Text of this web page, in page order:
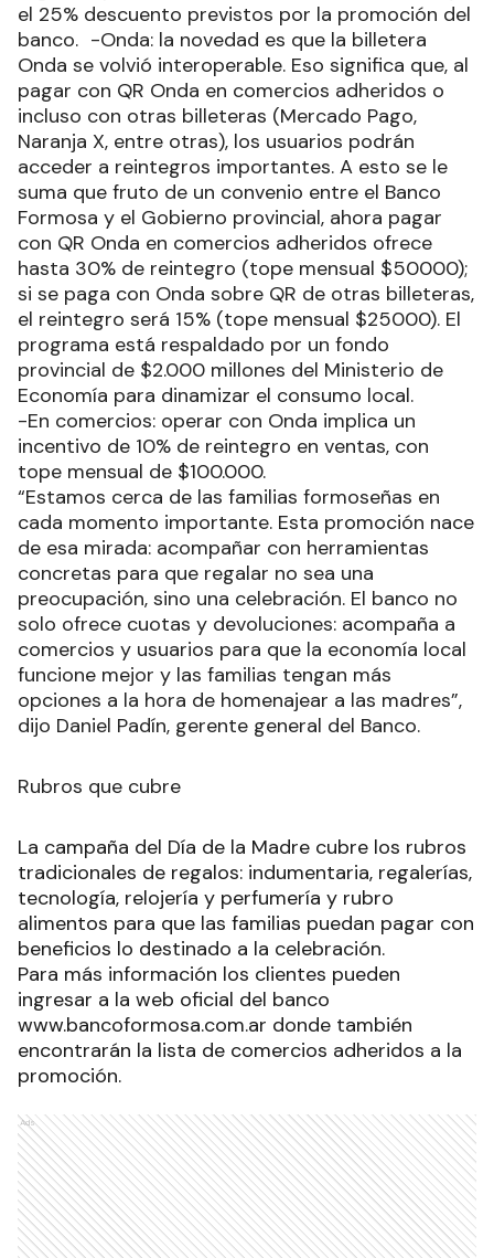
el 25% descuento previstos por la promoción del
banco. -Onda: la novedad es que la billetera
Onda se volvió interoperable. Eso significa que, al
pagar con QR Onda en comercios adheridos o
incluso con otras billeteras (Mercado Pago,
Naranja X, entre otras), los usuarios podrán
acceder a reintegros importantes. A esto se le
suma que fruto de un convenio entre el Banco
Formosa y el Gobierno provincial, ahora pagar
con QR Onda en comercios adheridos ofrece
hasta 30% de reintegro (tope mensual $50000);
si se paga con Onda sobre QR de otras billeteras,
el reintegro será 15% (tope mensual $25000). El
programa está respaldado por un fondo
provincial de $2.000 millones del Ministerio de
Economía para dinamizar el consumo local.
-En comercios: operar con Onda implica un
incentivo de 10% de reintegro en ventas, con
tope mensual de $100.000.
“Estamos cerca de las familias formoseñas en
cada momento importante. Esta promoción nace
de esa mirada: acompañar con herramientas
concretas para que regalar no sea una
preocupación, sino una celebración. El banco no
solo ofrece cuotas y devoluciones: acompaña a
comercios y usuarios para que la economía local
funcione mejor y las familias tengan más
opciones a la hora de homenajear a las madres”,
dijo Daniel Padín, gerente general del Banco.
Rubros que cubre
La campaña del Día de la Madre cubre los rubros
tradicionales de regalos: indumentaria, regalerías,
tecnología, relojería y perfumería y rubro
alimentos para que las familias puedan pagar con
beneficios lo destinado a la celebración.
Para más información los clientes pueden
ingresar a la web oficial del banco
www.bancoformosa.com.ar donde también
encontrarán la lista de comercios adheridos a la
promoción.
Ads